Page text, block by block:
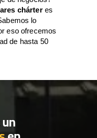
chárteres
lo
eso ofrecemos
de hasta 50